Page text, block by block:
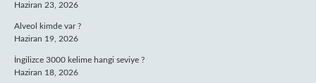
Haziran 23, 2026
Alveol kimde var ?
Haziran 19, 2026
İngilizce 3000 kelime hangi seviye ?
Haziran 18, 2026